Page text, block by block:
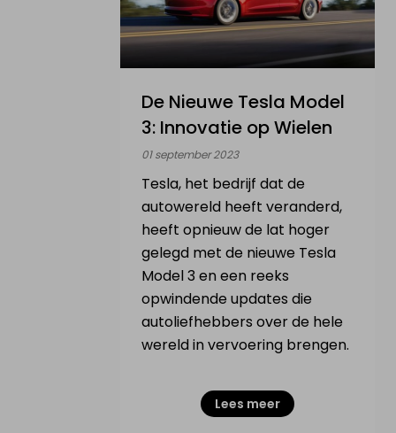
De Nieuwe Tesla Model
3: Innovatie op Wielen
01 september 2023
Tesla, het bedrijf dat de
autowereld heeft veranderd,
heeft opnieuw de lat hoger
gelegd met de nieuwe Tesla
Model 3 en een reeks
opwindende updates die
autoliefhebbers over de hele
wereld in vervoering brengen.
Lees meer